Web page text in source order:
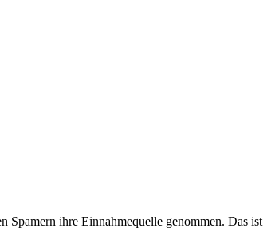
Spamern ihre Einnahmequelle genommen. Das ist